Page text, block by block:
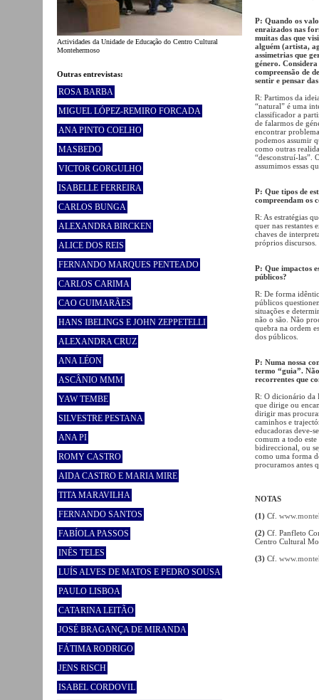
Actividades da Unidade de Educação do Centro Cultural
Montehermoso
Outras entrevistas:
ROSA BARBA
MIGUEL LÓPEZ-REMIRO FORCADA
ANA PINTO COELHO
MASBEDO
VICTOR GORGULHO
ISABELLE FERREIRA
CARLOS BUNGA
ALEXANDRA BIRCKEN
ALICE DOS REIS
FERNANDO MARQUES PENTEADO
CARLOS CARIMA
CAO GUIMARÃES
HANS IBELINGS E JOHN ZEPPETELLI
ALEXANDRA CRUZ
ANA LÉON
ASCÂNIO MMM
YAW TEMBE
SILVESTRE PESTANA
ANA PI
ROMY CASTRO
AIDA CASTRO E MARIA MIRE
TITA MARAVILHA
FERNANDO SANTOS
FABÍOLA PASSOS
INÊS TELES
LUÍS ALVES DE MATOS E PEDRO SOUSA
PAULO LISBOA
CATARINA LEITÃO
JOSÉ BRAGANÇA DE MIRANDA
FÁTIMA RODRIGO
JENS RISCH
ISABEL CORDOVIL
P: Quando os
enraizados nas
muitas das que
alguém (artista,
assimetrias que
género.
compreensão de
sentir e pensar
R: Partimos da
“natural” é uma
classificador a
de falarmos de
encontrar
podemos assumir
como outras
“desconstruí-las”.
assumimos essas
P: Que tipos de
compreendam os
R: As estratégias
quer nas restantes
chaves de
próprios discursos.
P: Que impactos
públicos?
R: De forma
públicos
situações e
não o são. Não
quebra na ordem
dos públicos.
P: Numa nossa
termo “guia”.
recorrentes que
R: O dicionário da
que dirige ou
dirigir mas
caminhos e
educadoras deve-
comum a todo
bidireccional, ou
como uma forma
procuramos antes
NOTAS
(1) Cf.
(2) Cf. Panfleto
Centro Cultural
(3) Cf.